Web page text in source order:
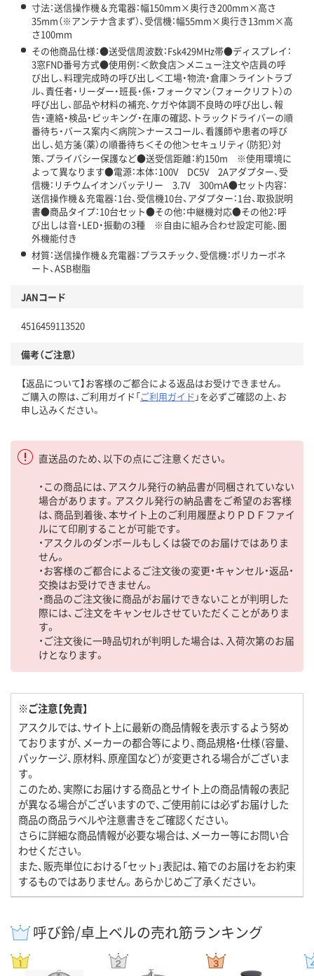
寸法：送信操作機＆充電器：幅150mm×奥行き200mm×高さ
35mm（※アンテナ含まず）、受信機：幅55mm×奥行き13mm×高
さ100mm
その他商品仕様：●送受信周波数：Fsk429MHz帯●ディスプレイ：
3窓FND番号方式●使用例：＜飲食店＞メニュー注文や店員の呼
び出し、料理完成時の呼び出し＜工場・物流・倉庫＞ライントラブ
ル、責任者・リーダー・班長・係・フォークマン（フォークリフト）の
呼び出し、部品や材料の補充、ケガや体調不良時の呼び出し、報
告・連絡・検品・ピッキング・在庫の確認、トラックドライバーの順
番待ち・バース案内＜病院＞ナースコール、看護師や患者の呼び
出し、処方箋（薬）の順番待ち＜その他＞セキュリティ（防犯）対
策、プライバシー保護など●送受信距離：約150m ※使用環境に
よって異なります●電源：本体：100V DC5V 2Aアダプター、受
信機：リチウムイオンバッテリー 3.7V 300ｍA●セット内容：
送信操作機＆充電器：1台、受信機10台、アダプター：1台、取扱説明
書●商品タイプ：10台セット●その他：中継機対応●その他2：呼
び出しは音・LED・振動の3種 ※自由に組み合わせ設定可能、圏
外機能付き
材質：送信操作機＆充電器：プラスチック、受信機：ポリカーボネ
ート、ASB樹脂
JANコード
4516459113520
備考（ご注意）
【返品について】お客様のご都合による返品はお受けできません。
ご購入の際は、ご利用ガイド「ご利用ガイド 」を必ずご確認の上、お
申し込みください。
直送品のため、以下の点にご注意ください。
・この商品には、アスクル発行の納品書が同梱されていない
場合があります。アスクル発行の納品書をご希望のお客様
は、商品到着後、本サイト上のご利用履歴よりＰＤＦファイ
ルにて印刷することが可能です。
・アスクルのダンボールもしくは袋でのお届けではありま
せん。
・お客様のご都合によるご注文後の変更・キャンセル・返品・
交換はお受けできません。
・商品のご注文後に商品がお届けできないことが判明した
際には、ご注文をキャンセルさせていただくことがありま
す。
・ご注文後に一時品切れが判明した場合は、入荷次第のお届
けとなります。
※ご注意【免責】
アスクルでは、サイト上に最新の商品情報を表示するよう努め
ておりますが、メーカーの都合等により、商品規格・仕様（容量、
パッケージ、原材料、原産国など）が変更される場合がございま
す。
このため、実際にお届けする商品とサイト上の商品情報の表記
が異なる場合がございますので、ご使用前には必ずお届けした
商品の商品ラベルや注意書きをご確認ください。
さらに詳細な商品情報が必要な場合は、メーカー等にお問い合
わせください。
また、販売単位における「セット」表記は、箱でのお届けをお約束
するものではありません。あらかじめご了承ください。
呼び鈴/卓上ベルの売れ筋ランキング